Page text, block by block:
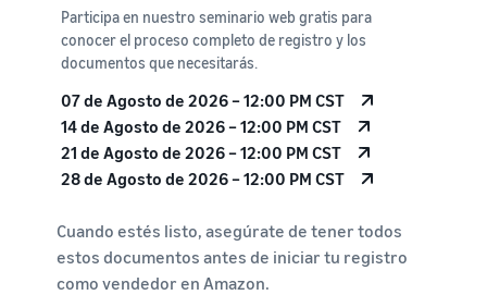
Participa en nuestro seminario web gratis para
conocer el proceso completo de registro y los
documentos que necesitarás.
07 de Agosto de 2026 – 12:00 PM CST
14 de Agosto de 2026 – 12:00 PM CST
21 de Agosto de 2026 – 12:00 PM CST
28 de Agosto de 2026 – 12:00 PM CST
Cuando estés listo, asegúrate de tener todos
estos documentos antes de iniciar tu registro
como vendedor en Amazon.